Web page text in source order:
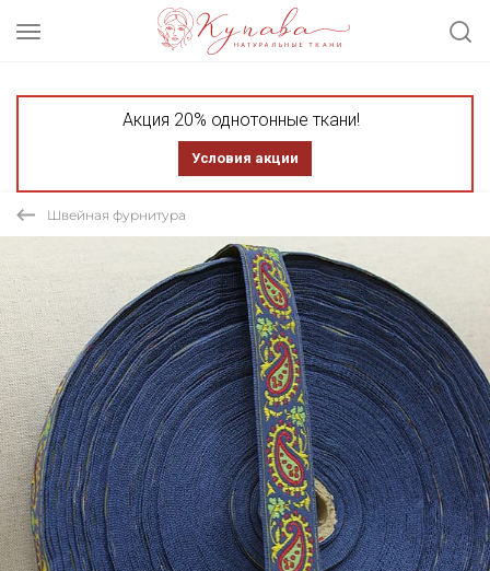
Акция 20% однотонные ткани!
Условия акции
Швейная фурнитура